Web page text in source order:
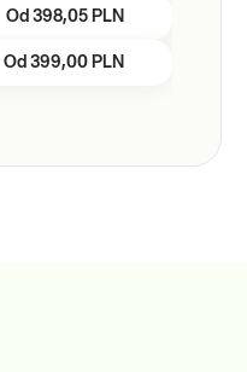
Od 398,05 PLN
Od 399,00 PLN